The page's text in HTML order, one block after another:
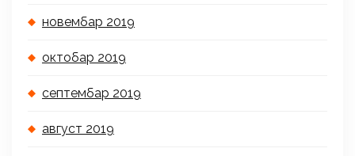
новембар 2019
октобар 2019
септембар 2019
август 2019